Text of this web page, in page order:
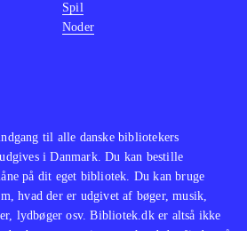
til alle danske bibliotekers
i Danmark. Du kan bestille
på dit eget bibliotek. Du kan bruge
hvad der er udgivet af bøger, musik,
lydbøger osv. Bibliotek.dk er altså ikke
Spil
Noder